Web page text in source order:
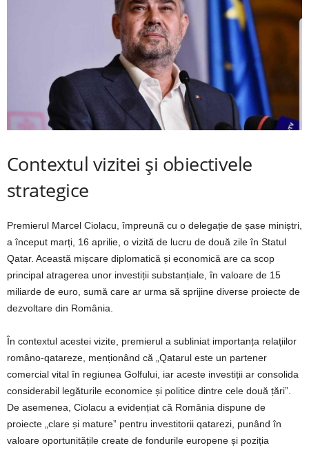
Contextul vizitei și obiectivele
strategice
Premierul Marcel Ciolacu, împreună cu o delegație de șase miniștri,
a început marți, 16 aprilie, o vizită de lucru de două zile în Statul
Qatar. Această mișcare diplomatică și economică are ca scop
principal atragerea unor investiții substanțiale, în valoare de 15
miliarde de euro, sumă care ar urma să sprijine diverse proiecte de
dezvoltare din România.
În contextul acestei vizite, premierul a subliniat importanța relațiilor
româno-qatareze, menționând că „Qatarul este un partener
comercial vital în regiunea Golfului, iar aceste investiții ar consolida
considerabil legăturile economice și politice dintre cele două țări”.
De asemenea, Ciolacu a evidențiat că România dispune de
proiecte „clare și mature” pentru investitorii qatarezi, punând în
valoare oportunitățile create de fondurile europene și poziția